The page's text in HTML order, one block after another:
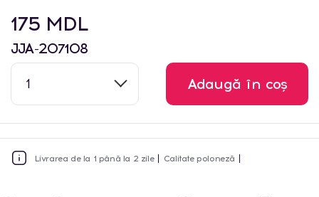
175 MDL
JJA-207108
1 Adaugă în coș
Livrarea de la 1 până la 2 zile Calitate poloneză